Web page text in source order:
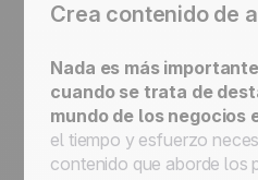
Crea contenido de
Nada es más
cuando se trata de
mundo de los negocios
el tiempo y esfuerzo
contenido que aborde los